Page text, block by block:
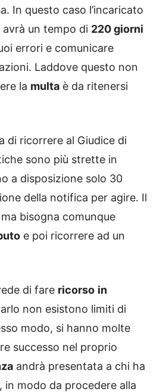
In questo caso l’incaricato
avrà un tempo di 220 giorni
errori e comunicare
Laddove questo non
la multa è da ritenersi
di ricorrere al Giudice di
sono più strette in
a disposizione solo 30
della notifica per agire. Il
bisogna comunque
e poi ricorrere ad un
di fare ricorso in
non esistono limiti di
modo, si hanno molte
successo nel proprio
andrà presentata a chi ha
in modo da procedere alla